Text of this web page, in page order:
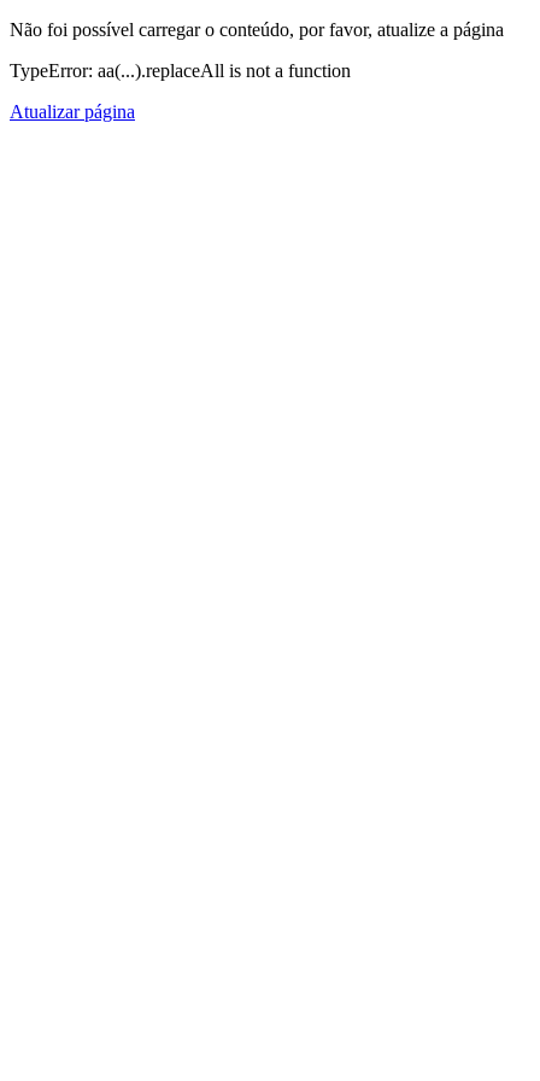
Não foi possível carregar o conteúdo, por favor, atualize a página
TypeError: aa(...).replaceAll is not a function
Atualizar página